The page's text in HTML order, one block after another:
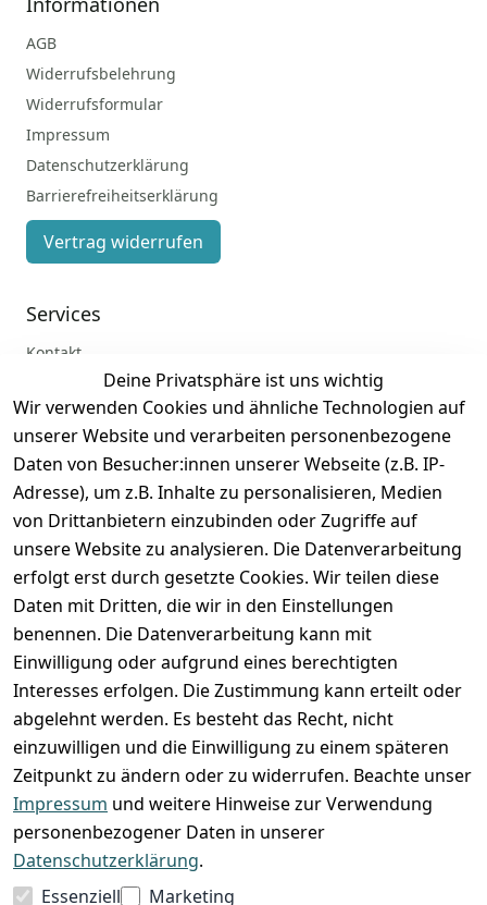
Deine Privatsphäre ist uns wichtig
Wir verwenden Cookies und ähnliche Technologien auf
unserer Website und verarbeiten personenbezogene
Daten von Besucher:innen unserer Webseite (z.B. IP-
Adresse), um z.B. Inhalte zu personalisieren, Medien
von Drittanbietern einzubinden oder Zugriffe auf
unsere Website zu analysieren. Die Datenverarbeitung
erfolgt erst durch gesetzte Cookies. Wir teilen diese
Daten mit Dritten, die wir in den Einstellungen
benennen. Die Datenverarbeitung kann mit
Einwilligung oder aufgrund eines berechtigten
Interesses erfolgen. Die Zustimmung kann erteilt oder
abgelehnt werden. Es besteht das Recht, nicht
einzuwilligen und die Einwilligung zu einem späteren
Zeitpunkt zu ändern oder zu widerrufen. Beachte unser
Impressum und weitere Hinweise zur Verwendung
personenbezogener Daten in unserer
Datenschutzerklärung.
Essenziell
Marketing
AGB
Widerrufsbelehrung
Widerrufsformular
Impressum
Datenschutzerklärung
Barrierefreiheitserklärung
Vertrag widerrufen
Services
Kontakt
Registrieren
Zahlung und Versand
VORKASSE RECHNUNG